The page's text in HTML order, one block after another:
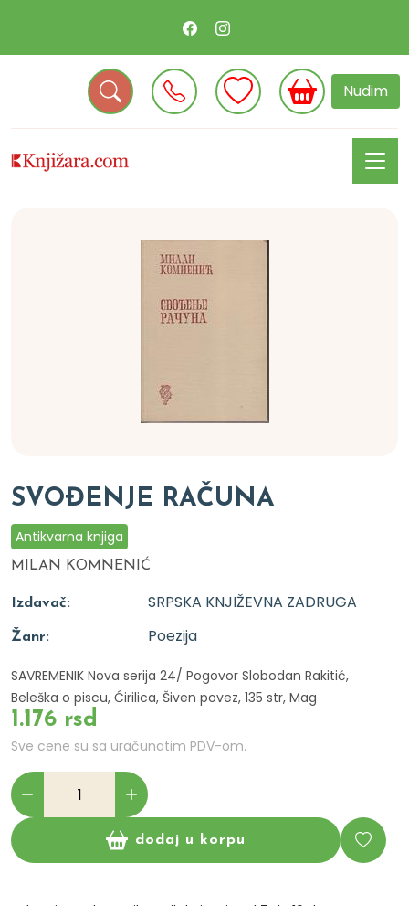
Nudim
SVOĐENJE RAČUNA
Antikvarna knjiga
MILAN KOMNENIĆ
Izdavač: SRPSKA KNJIŽEVNA ZADRUGA
Žanr: Poezija
SAVREMENIK Nova serija 24/ Pogovor Slobodan Rakitić,
Beleška o piscu, Ćirilica, Šiven povez, 135 str, Mag
1.176 rsd
Sve cene su sa uračunatim PDV-om.
dodaj u korpu